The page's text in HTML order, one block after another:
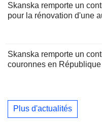
Skanska remporte un
pour la rénovation d'une
Skanska remporte un
couronnes en
Plus d'actualités